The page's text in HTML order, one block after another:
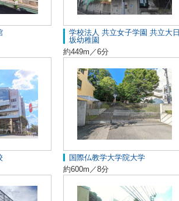
学校法人 共立女子学園 共立大日
坂幼稚園
約449m／6分
国際仏教学大学院大学
約600m／8分